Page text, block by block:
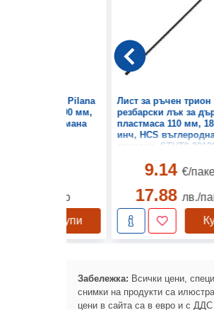
ръчен трион Pilana
дървесина 500 мм,
стомана
лв./бр
Купи
Лист за ръчен трион
резбарски лък за
пластмаса 110 мм,
инч, HCS
стомана, STHT0-
9.14€/
17.88 лв./
Забележка: Всички цени,
снимки на продукти са
цени в сайта са в евро и с ДДС